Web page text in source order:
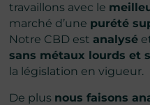
travaillons avec le
marché d’une purété
Notre CBD estanalysé
sans métaux lourds et
la législation en vigueur.
De plus nous faisons